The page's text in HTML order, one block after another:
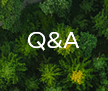
Q&A